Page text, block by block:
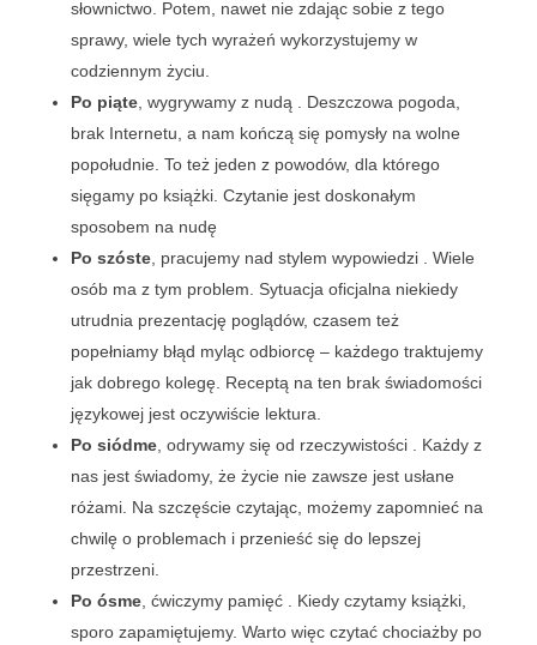
słownictwo. Potem, nawet nie zdając sobie z tego
sprawy, wiele tych wyrażeń wykorzystujemy w
codziennym życiu.
Po piąte, wygrywamy z nudą . Deszczowa pogoda,
brak Internetu, a nam kończą się pomysły na wolne
popołudnie. To też jeden z powodów, dla którego
sięgamy po książki. Czytanie jest doskonałym
sposobem na nudę
Po szóste, pracujemy nad stylem wypowiedzi . Wiele
osób ma z tym problem. Sytuacja oficjalna niekiedy
utrudnia prezentację poglądów, czasem też
popełniamy błąd myląc odbiorcę – każdego traktujemy
jak dobrego kolegę. Receptą na ten brak świadomości
językowej jest oczywiście lektura.
Po siódme, odrywamy się od rzeczywistości . Każdy z
nas jest świadomy, że życie nie zawsze jest usłane
różami. Na szczęście czytając, możemy zapomnieć na
chwilę o problemach i przenieść się do lepszej
przestrzeni.
Po ósme, ćwiczymy pamięć . Kiedy czytamy książki,
sporo zapamiętujemy. Warto więc czytać chociażby po